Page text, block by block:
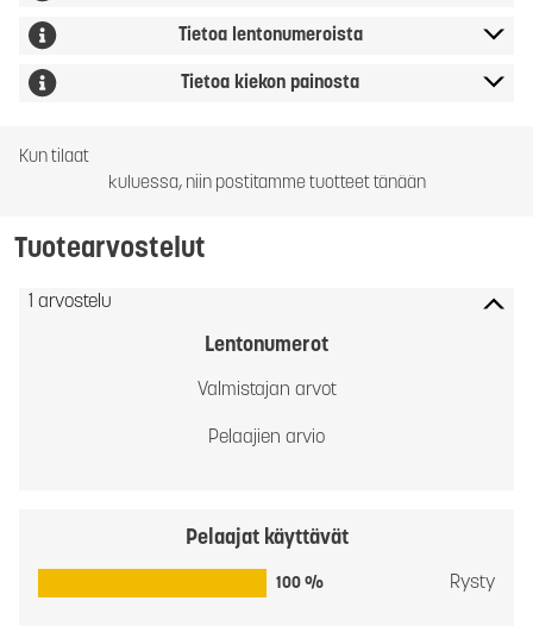
Tietoa lentonumeroista
Tietoa kiekon painosta
Kun tilaat
kuluessa, niin postitamme tuotteet tänään
Tuotearvostelut
1 arvostelu
Lentonumerot
Valmistajan arvot
Pelaajien arvio
Pelaajat käyttävät
100 % Rysty